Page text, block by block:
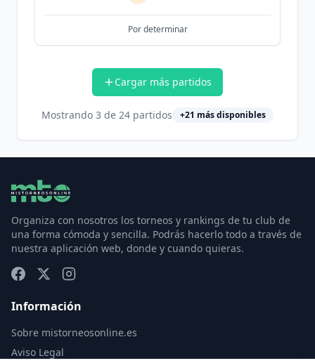
Por determinar
Cargar más partidos
Mostrando 3 de 24 partidos +21 más disponibles
Organiza con nosotros los torneos y rankings de tu club de
una forma cómoda y sencilla. Podrás hacerlo todo a través de
nuestra aplicación web, donde y cuando quieras.
Información
Sobre mistorneosonline.es
Aviso Legal